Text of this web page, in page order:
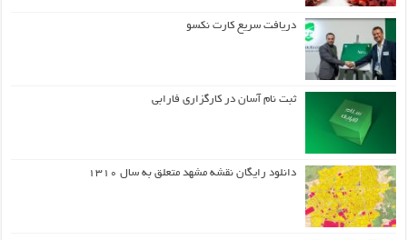
دریافت سریع کارت نکسو
ثبت نام آسان در کارگزاری فارابی
دانلود رایگان نقشه مشهد متعلق به سال ۱۳۱۰